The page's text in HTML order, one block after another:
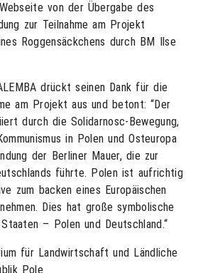
von der Übergabe des
zur Teilnahme am Projekt
Roggensäckchens durch BM Ilse
drückt seinen Dank für die
am Projekt aus und betont: “Der
durch die Solidarnosc-Bewegung,
in Polen und Osteuropa
der Berliner Mauer, die zur
führte. Polen ist aufrichtig
zum backen eines Europäischen
Dies hat große symbolische
– Polen und Deutschland.“
für Landwirtschaft und Ländliche
Pole